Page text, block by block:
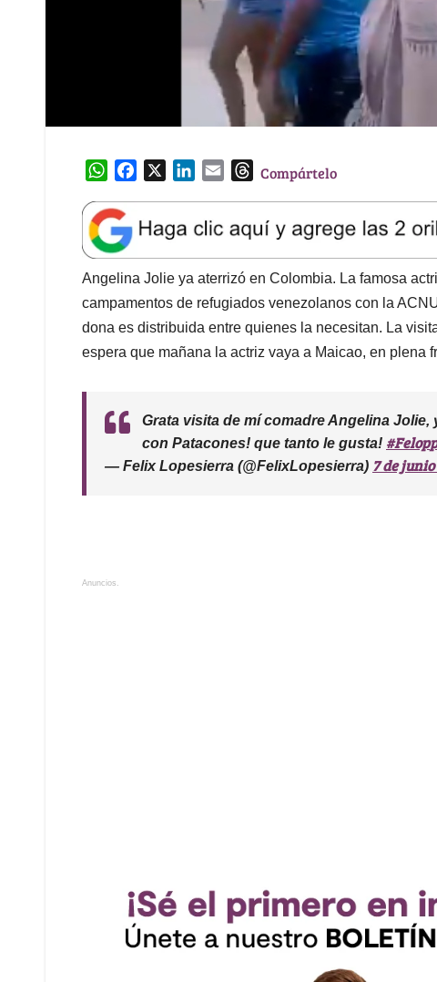
W
a
t
s
A
p
p
e
b
o
o
k
k
e
d
I
n
l
T
e
a
d
s
Compártelo
Angelina Jolie ya aterrizó en Colombia. La famosa
campamentos de refugiados venezolanos con la
dona es distribuida entre quienes la necesitan. La
espera que mañana la actriz vaya a Maicao, en plena
Grata visita de mí comadre Angelina
con Patacones! que tanto le gusta! #Felop
— Felix Lopesierra (@FelixLopesierra) 7 de junio
Anuncios.